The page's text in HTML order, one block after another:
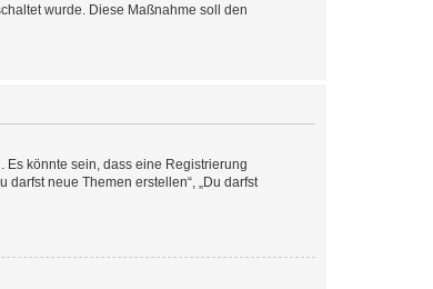
wurde. Diese Maßnahme soll den
Es könnte sein, dass eine Registrierung
neue Themen erstellen“, „Du darfst